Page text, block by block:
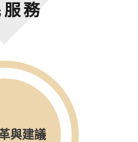
務
與建議